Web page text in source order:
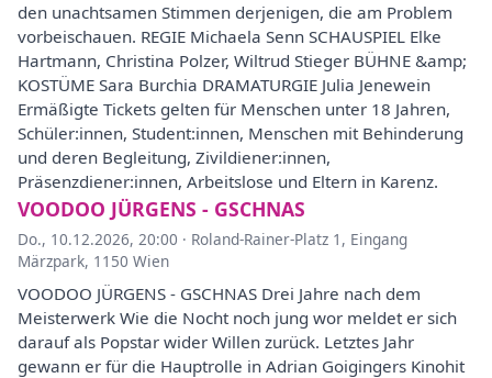
den unachtsamen Stimmen derjenigen, die am Problem
vorbeischauen. REGIE Michaela Senn SCHAUSPIEL Elke
Hartmann, Christina Polzer, Wiltrud Stieger BÜHNE &amp;
KOSTÜME Sara Burchia DRAMATURGIE Julia Jenewein
Ermäßigte Tickets gelten für Menschen unter 18 Jahren,
Schüler:innen, Student:innen, Menschen mit Behinderung
und deren Begleitung, Zivildiener:innen,
Präsenzdiener:innen, Arbeitslose und Eltern in Karenz.
VOODOO JÜRGENS - GSCHNAS
Do., 10.12.2026, 20:00 · Roland-Rainer-Platz 1, Eingang
Märzpark, 1150 Wien
VOODOO JÜRGENS - GSCHNAS Drei Jahre nach dem
Meisterwerk Wie die Nocht noch jung wor meldet er sich
darauf als Popstar wider Willen zurück. Letztes Jahr
gewann er für die Hauptrolle in Adrian Goigingers Kinohit